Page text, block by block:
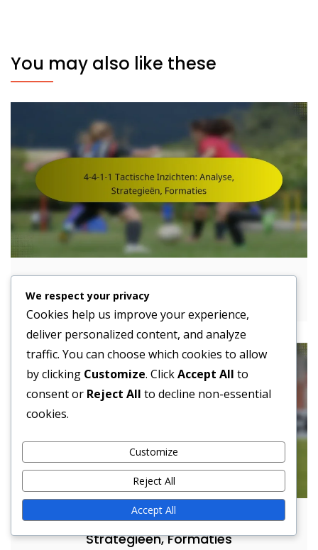
You may also like these
4-4-1-1 Tactische Inzichten: Analyse,
Strategieën, Formaties
4-4-1-1 Tactisch Kader: Principes,
Strategieën, Formaties
We respect your privacy
Cookies help us improve your experience,
deliver personalized content, and analyze
traffic. You can choose which cookies to allow
by clicking Customize. ClickAccept All to
consent or Reject All to decline non-essential
cookies.
Customize
Reject All
Accept All